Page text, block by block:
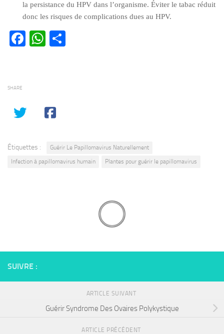
la persistance du HPV dans l’organisme. Éviter le tabac réduit
donc les risques de complications dues au HPV.
Facebook
WhatsApp
SHARE
Étiquettes :
Guérir Le Papillomavirus Naturellement
Infection à papillomavirus humain
Plantes pour guérir le papillomavirus
SUIVRE :
ARTICLE SUIVANT
Guérir Syndrome Des Ovaires Polykystique
ARTICLE PRÉCÉDENT